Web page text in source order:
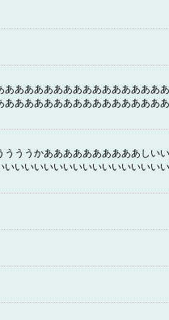
あああああああああああああああ
あああああああああああああああ
ううかああああああああああしい
いいいいいいいいいいいいいいい